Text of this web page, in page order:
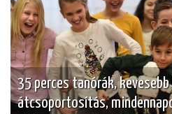
35 perces tanórák,
átcsoportosítás,